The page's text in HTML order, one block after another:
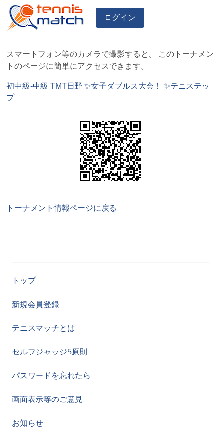
ログイン
スマートフォン等のカメラで撮影すると、 このトーナメン
トのページに簡単にアクセスできます。
初中級-中級 TMT日野 ✨女子ダブルス大会！ ✨テニステッ
プ
トーナメント情報ページに戻る
トップ
新規会員登録
テニスマッチとは
セルフジャッジ5原則
パスワードを忘れたら
画面表示等のご意見
お知らせ